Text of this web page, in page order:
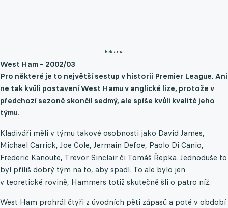
Reklama
West Ham – 2002/03
Pro některé je to největší sestup v historii Premier League. Ani
ne tak kvůli postavení West Hamu v anglické lize, protože v
předchozí sezoně skončil sedmý, ale spíše kvůli kvalitě jeho
týmu.
Kladiváři měli v týmu takové osobnosti jako David James,
Michael Carrick, Joe Cole, Jermain Defoe, Paolo Di Canio,
Frederic Kanoute, Trevor Sinclair či Tomáš Řepka. Jednoduše to
byl příliš dobrý tým na to, aby spadl. To ale bylo jen
v teoretické rovině, Hammers totiž skutečně šli o patro níž.
West Ham prohrál čtyři z úvodních pěti zápasů a poté v období